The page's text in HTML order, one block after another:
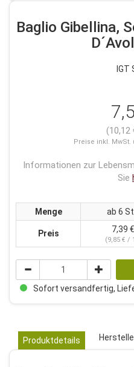
Baglio Gibellina,
IGT
(10,12
Preise inkl. MwSt.
Informationen zur
Sie
Menge ab 6
Preis 7,39 €
(9,85 € /
Sofort versandfertig,
Produktdetails